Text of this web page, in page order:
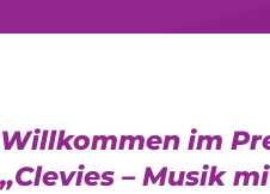
Willkommen im
„Clevies – Musik